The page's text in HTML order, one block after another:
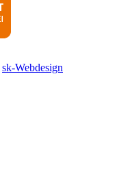
sk-Webdesign